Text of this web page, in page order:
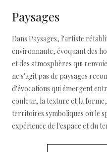
Paysages
Dans Paysages, l'artiste
environnante, évoquant des
et des atmosphères qui
ne s'agit pas de paysages
d'évocations qui émergent
couleur, la texture et la
territoires symboliques où le
expérience de l'espace et du